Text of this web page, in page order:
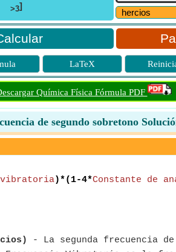
>3]
LaTeX
Química Física Fórmula PDF
de segundo sobretono
vibratoria)*(1-4*Constante de
- La segunda frecuencia